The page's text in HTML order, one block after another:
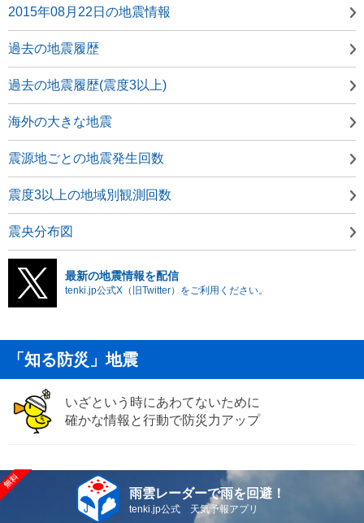
2015年08月22日の地震情報
過去の地震履歴
過去の地震履歴(震度3以上)
海外の大きな地震
震源地ごとの地震発生回数
震度3以上の地域別観測回数
震央分布図
最新の地震情報を配信
tenki.jp公式X（旧Twitter）をご利用ください。
「知る防災」地震
いざという時にあわてないために
確かな情報と行動で防災力アップ
雨雲レーダーで雨を回避！
tenki.jp公式 天気予報アプリ